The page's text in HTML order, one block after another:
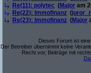
Re(11): polytec (Major am
Re(22): Immofinanz (
Re(23): Immofinanz (Major
Dieses Forum ist
Der Betreiber übernimmt keine
Recht vor, Beiträge mit